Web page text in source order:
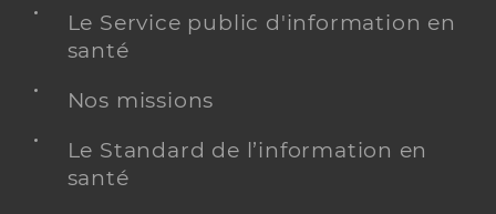
Le Service public d'information en
santé
Nos missions
Le Standard de l’information en
santé